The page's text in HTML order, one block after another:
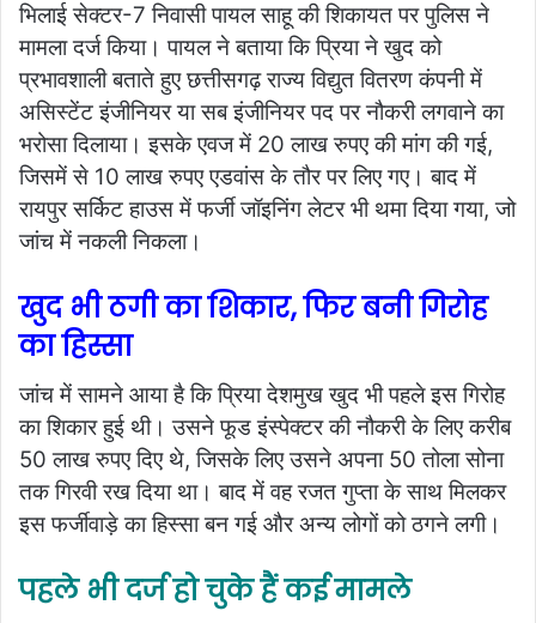
भिलाई सेक्टर-7 निवासी पायल साहू की शिकायत पर पुलिस ने
मामला दर्ज किया। पायल ने बताया कि प्रिया ने खुद को
प्रभावशाली बताते हुए छत्तीसगढ़ राज्य विद्युत वितरण कंपनी में
असिस्टेंट इंजीनियर या सब इंजीनियर पद पर नौकरी लगवाने का
भरोसा दिलाया। इसके एवज में 20 लाख रुपए की मांग की गई,
जिसमें से 10 लाख रुपए एडवांस के तौर पर लिए गए। बाद में
रायपुर सर्किट हाउस में फर्जी जॉइनिंग लेटर भी थमा दिया गया, जो
जांच में नकली निकला।
खुद भी ठगी का शिकार, फिर बनी गिरोह
का हिस्सा
जांच में सामने आया है कि प्रिया देशमुख खुद भी पहले इस गिरोह
का शिकार हुई थी। उसने फूड इंस्पेक्टर की नौकरी के लिए करीब
50 लाख रुपए दिए थे, जिसके लिए उसने अपना 50 तोला सोना
तक गिरवी रख दिया था। बाद में वह रजत गुप्ता के साथ मिलकर
इस फर्जीवाड़े का हिस्सा बन गई और अन्य लोगों को ठगने लगी।
पहले भी दर्ज हो चुके हैं कई मामले